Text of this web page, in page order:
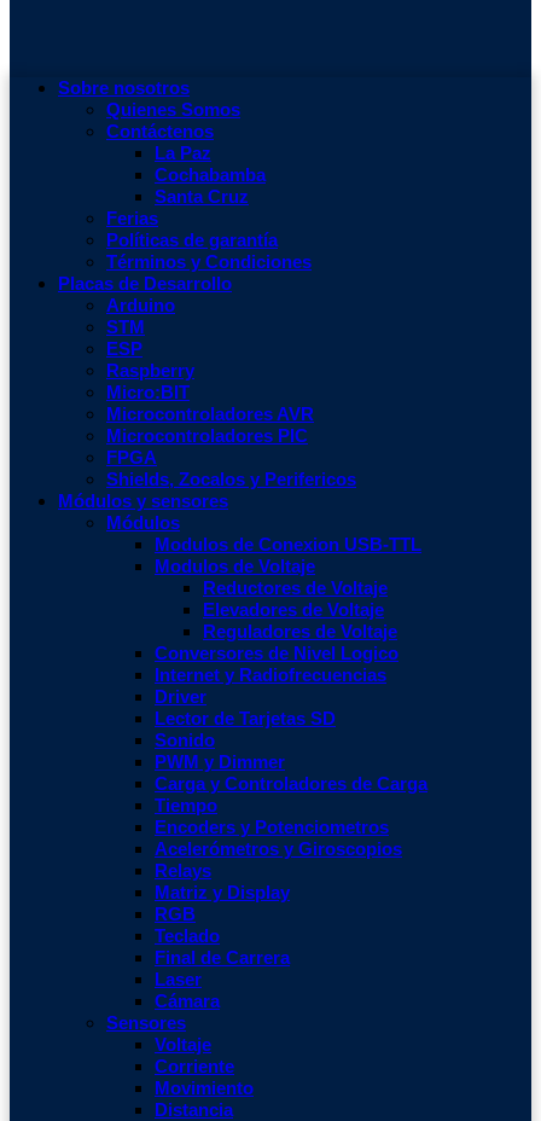
Sobre nosotros
Quienes Somos
Contáctenos
La Paz
Cochabamba
Santa Cruz
Ferias
Políticas de garantía
Términos y Condiciones
Placas de Desarrollo
Arduino
STM
ESP
Raspberry
Micro:BIT
Microcontroladores AVR
Microcontroladores PIC
FPGA
Shields, Zocalos y Perifericos
Módulos y sensores
Módulos
Modulos de Conexion USB-TTL
Modulos de Voltaje
Reductores de Voltaje
Elevadores de Voltaje
Reguladores de Voltaje
Conversores de Nivel Logico
Internet y Radiofrecuencias
Driver
Lector de Tarjetas SD
Sonido
PWM y Dimmer
Carga y Controladores de Carga
Tiempo
Encoders y Potenciometros
Acelerómetros y Giroscopios
Relays
Matriz y Display
RGB
Teclado
Final de Carrera
Laser
Cámara
Sensores
Voltaje
Corriente
Movimiento
Distancia